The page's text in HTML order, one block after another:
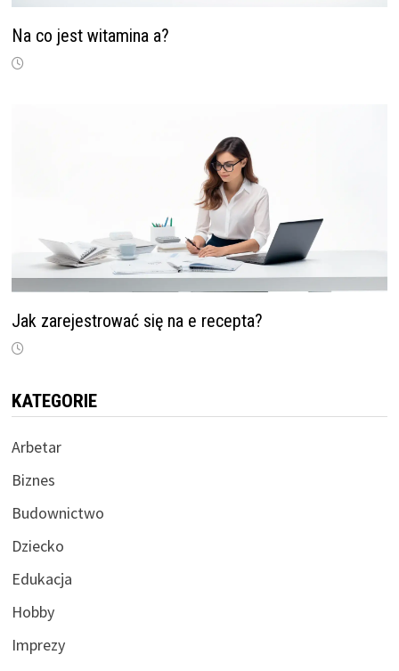
Na co jest witamina a?
Jak zarejestrować się na e recepta?
KATEGORIE
Arbetar
Biznes
Budownictwo
Dziecko
Edukacja
Hobby
Imprezy